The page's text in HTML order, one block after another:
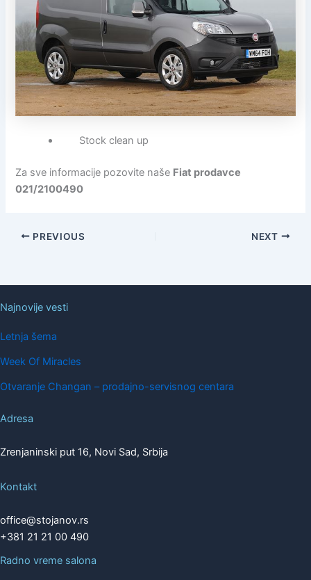
Stock clean up
Za sve informacije pozovite naše Fiat prodavce
021/2100490
PREVIOUS NEXT
Najnovije vesti
Letnja šema
Week Of Miracles
Otvaranje Changan – prodajno-servisnog centara
Adresa
Zrenjaninski put 16, Novi Sad, Srbija
Kontakt
office@stojanov.rs
+381 21 21 00 490
Radno vreme salona